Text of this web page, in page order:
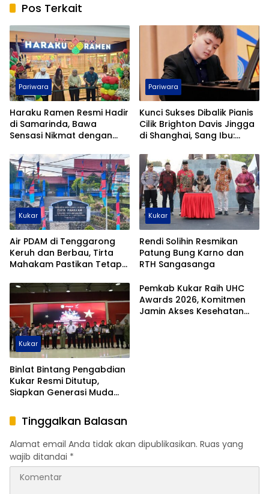
Pos Terkait
Pariwara
Haraku Ramen Resmi Hadir
di Samarinda, Bawa
Sensasi Nikmat dengan
Pariwara
Kunci Sukses Dibalik Pianis
Cilik Brighton Davis Jingga
di Shanghai, Sang Ibu:
Kukar
Air PDAM di Tenggarong
Keruh dan Berbau, Tirta
Mahakam Pastikan Tetap
Kukar
Rendi Solihin Resmikan
Patung Bung Karno dan
RTH Sangasanga
Kukar
Binlat Bintang Pengabdian
Kukar Resmi Ditutup,
Siapkan Generasi Muda
Pemkab Kukar Raih UHC
Awards 2026, Komitmen
Jamin Akses Kesehatan
Tinggalkan Balasan
Alamat email Anda tidak akan dipublikasikan. Ruas yang
wajib ditandai *